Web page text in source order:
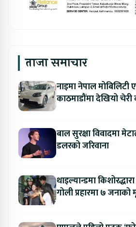
ताजा समाचार
नाइमा नेपाल
काठमाडौंमा देखियो चेरी
बाल सुरक्षा विवादमा
डलरको जरिवाना
थाइल्यान्डमा